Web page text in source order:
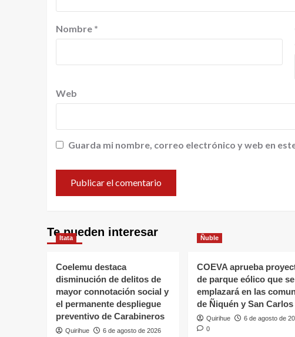
Nombre *
Web
Guarda mi nombre, correo electrónico y web en
Te pueden interesar
Itata
Coelemu destaca
disminución de delitos de
mayor connotación social y
el permanente despliegue
preventivo de Carabineros
Quirihue
6 de agosto de 2026
Ñuble
COEVA aprueba
de parque eólico que se
emplazará en las
de Ñiquén y San Carlos
Quirihue
6 de agosto de
0